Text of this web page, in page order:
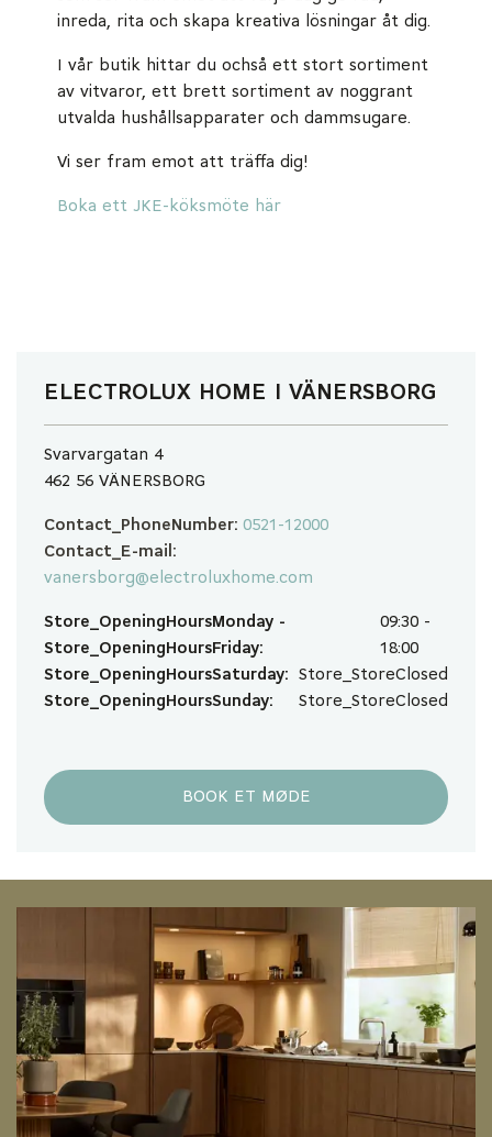
inreda, rita och skapa kreativa lösningar åt dig.
I vår butik hittar du ochså ett stort sortiment
av vitvaror, ett brett sortiment av noggrant
utvalda hushållsapparater och dammsugare.
Vi ser fram emot att träffa dig!
Boka ett JKE-köksmöte här
ELECTROLUX HOME I VÄNERSBORG
Svarvargatan 4
462 56 VÄNERSBORG
Contact_PhoneNumber: 0521-12000
Contact_E-mail:
vanersborg@electroluxhome.com
Store_OpeningHoursMonday -
Store_OpeningHoursFriday:
09:30 -
18:00
Store_OpeningHoursSaturday:
Store_StoreClosed
Store_OpeningHoursSunday:
Store_StoreClosed
BOOK ET MØDE